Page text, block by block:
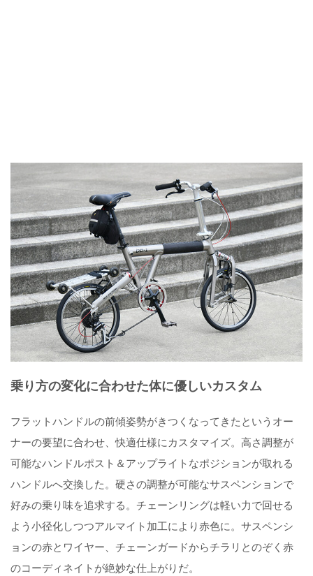
乗り方の変化に合わせた体に優しいカスタム
フラットハンドルの前傾姿勢がきつくなってきたというオー
ナーの要望に合わせ、快適仕様にカスタマイズ。高さ調整が
可能なハンドルポスト＆アップライトなポジションが取れる
ハンドルへ交換した。硬さの調整が可能なサスペンションで
好みの乗り味を追求する。チェーンリングは軽い力で回せる
よう小径化しつつアルマイト加工により赤色に。サスペンシ
ョンの赤とワイヤー、チェーンガードからチラリとのぞく赤
のコーディネイトが絶妙な仕上がりだ。